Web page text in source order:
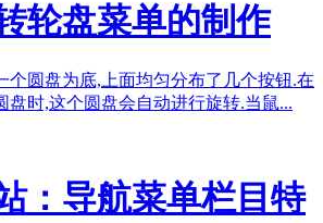
轮盘菜单的制作
个圆盘为底,上面均匀分布了几个按钮.在
盘时,这个圆盘会自动进行旋转.当鼠...
：导航菜单栏目特